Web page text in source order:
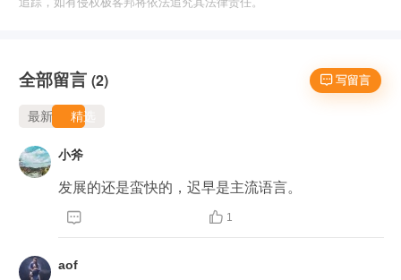
 写留言
全部留言 (2)
最新 精选
小斧
发展的还是蛮快的，迟早是主流语言。
  1
aof